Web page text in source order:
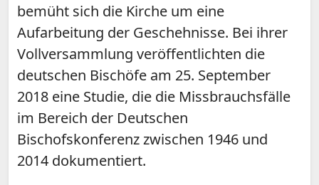
bemüht sich die Kirche um eine
Aufarbeitung der Geschehnisse. Bei ihrer
Vollversammlung veröffentlichten die
deutschen Bischöfe am 25. September
2018 eine Studie, die die Missbrauchsfälle
im Bereich der Deutschen
Bischofskonferenz zwischen 1946 und
2014 dokumentiert.